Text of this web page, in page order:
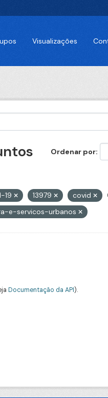
Visualizações
Ordenar por
19 13979 covid
e-servicos-urbanos
Documentação da API).